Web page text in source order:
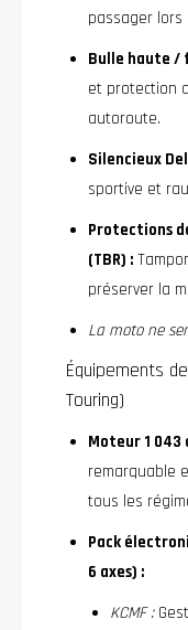
passager
Bulle haute /
et protection
autoroute.
Silencieux
sportive et
Protections
(TBR) :
préserver la
La moto ne
Équipements
Touring)
Moteur 1 043
remarquable
tous les
Pack
6 axes) :
KCMF :